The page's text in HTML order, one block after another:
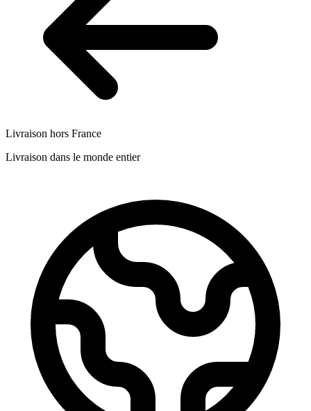
Livraison hors France
Livraison dans le monde entier